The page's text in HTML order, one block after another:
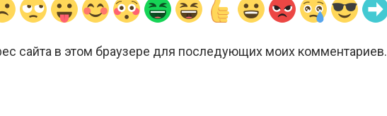
сайта в этом браузере для последующих моих комментариев.